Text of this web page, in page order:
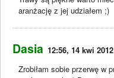
aranżację z jej udziałem ;)
Dasia 12:56, 14 kwi 2012
Zrobiłam sobie przerwę w